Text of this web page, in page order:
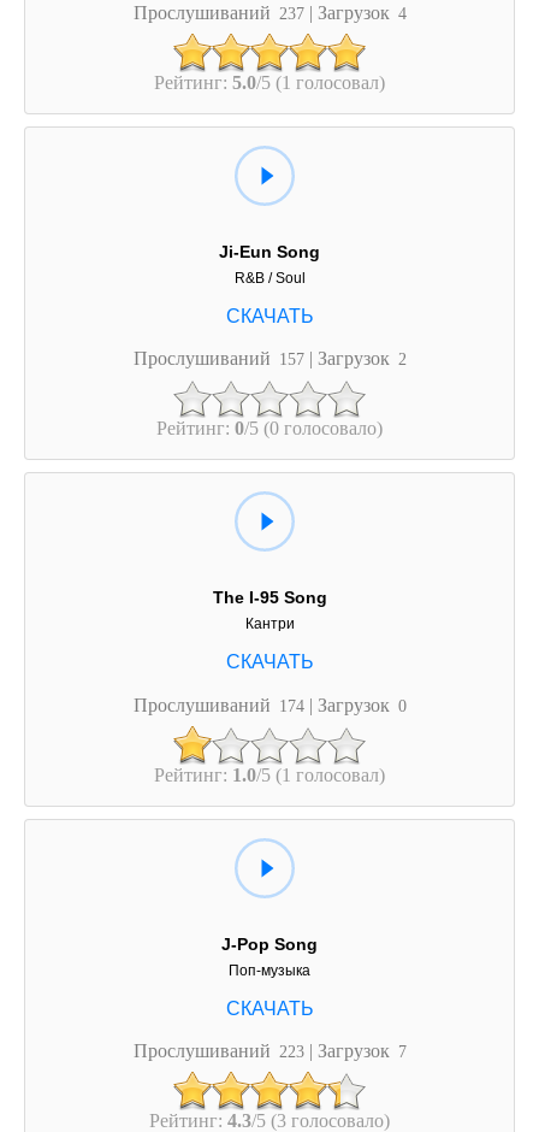
Прослушиваний 237 | Загрузок 4
Рейтинг: 5.0/5 (1 голосовал)
Ji-Eun Song
R&B / Soul
Прослушиваний 157 | Загрузок 2
Рейтинг: 0/5 (0 голосовало)
The I-95 Song
Кантри
Прослушиваний 174 | Загрузок 0
Рейтинг: 1.0/5 (1 голосовал)
J-Pop Song
Поп-музыка
Прослушиваний 223 | Загрузок 7
Рейтинг: 4.3/5 (3 голосовало)